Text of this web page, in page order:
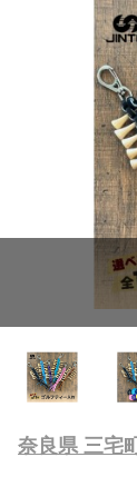
奈良県 三宅